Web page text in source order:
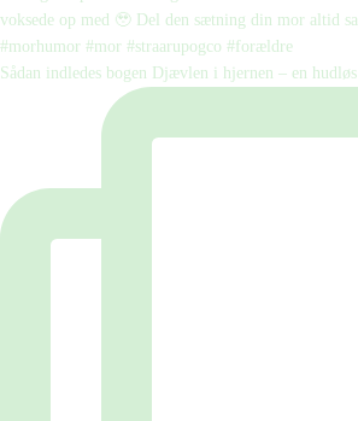
Sådan indledes bogen Djævlen i hjernen – en hudløs